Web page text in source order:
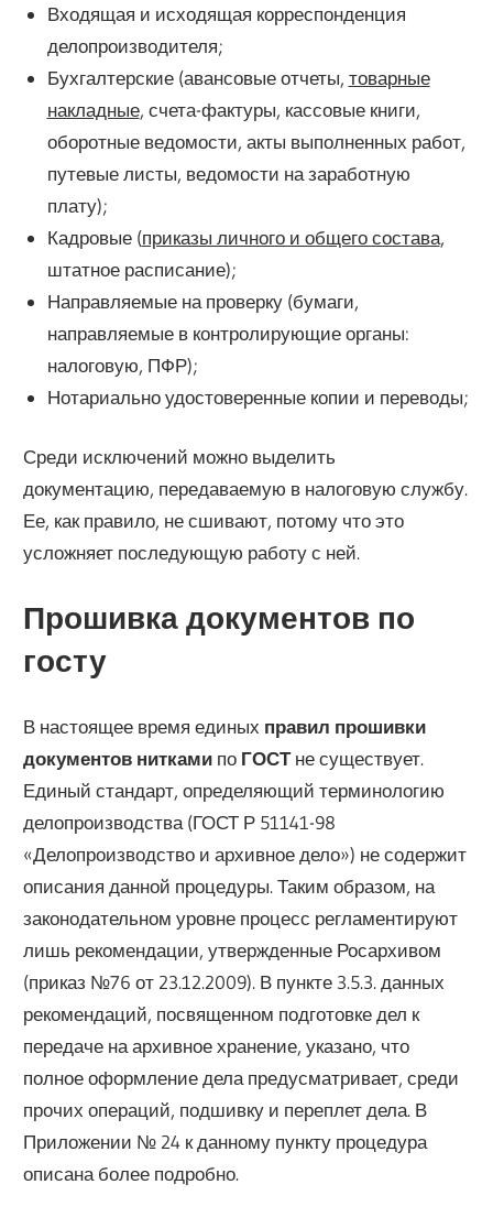
Входящая и исходящая корреспонденция
делопроизводителя;
Бухгалтерские (авансовые отчеты, товарные
накладные, счета-фактуры, кассовые книги,
оборотные ведомости, акты выполненных работ,
путевые листы, ведомости на заработную
плату);
Кадровые (приказы личного и общего состава,
штатное расписание);
Направляемые на проверку (бумаги,
направляемые в контролирующие органы:
налоговую, ПФР);
Нотариально удостоверенные копии и переводы;
Среди исключений можно выделить
документацию, передаваемую в налоговую службу.
Ее, как правило, не сшивают, потому что это
усложняет последующую работу с ней.
Прошивка документов по
госту
В настоящее время единых правил прошивки
документов нитками по ГОСТне существует.
Единый стандарт, определяющий терминологию
делопроизводства (ГОСТ Р 51141-98
«Делопроизводство и архивное дело») не содержит
описания данной процедуры. Таким образом, на
законодательном уровне процесс регламентируют
лишь рекомендации, утвержденные Росархивом
(приказ №76 от 23.12.2009). В пункте 3.5.3. данных
рекомендаций, посвященном подготовке дел к
передаче на архивное хранение, указано, что
полное оформление дела предусматривает, среди
прочих операций, подшивку и переплет дела. В
Приложении № 24 к данному пункту процедура
описана более подробно.